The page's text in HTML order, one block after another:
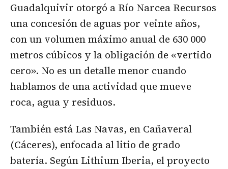
Guadalquivir otorgó a Río Narcea Recursos
una concesión de aguas por veinte años,
con un volumen máximo anual de 630 000
metros cúbicos y la obligación de «vertido
cero». No es un detalle menor cuando
hablamos de una actividad que mueve
roca, agua y residuos.
También está Las Navas, en Cañaveral
(Cáceres), enfocada al litio de grado
batería. Según Lithium Iberia, el proyecto